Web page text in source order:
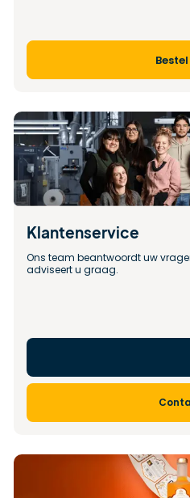
Klantenservice
Ons team beantwoordt uw
adviseert u graag.